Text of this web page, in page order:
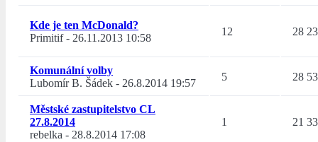
Kde je ten McDonald?
Primitif- 26.11.2013 10:58
12 28
Komunální volby
Lubomír B. Šádek - 26.8.2014 19:57
5 28
Městské zastupitelstvo CL
27.8.2014
rebelka - 28.8.2014 17:08
1 21